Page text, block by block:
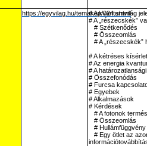
https://egyvilag.hu/temakep/024.shtml
# A kvantumvilág
# A „részecskék”
# Szétkenődés
# Összeomlás
# A „részecskék”
# A kétréses kísérlet
# Az energia
# A
# Összefonódás
# Furcsa
# Egyebek
# Alkalmazások
# Kérdések
# A fotonok
# Összeomlás
#
# Egy ötlet az